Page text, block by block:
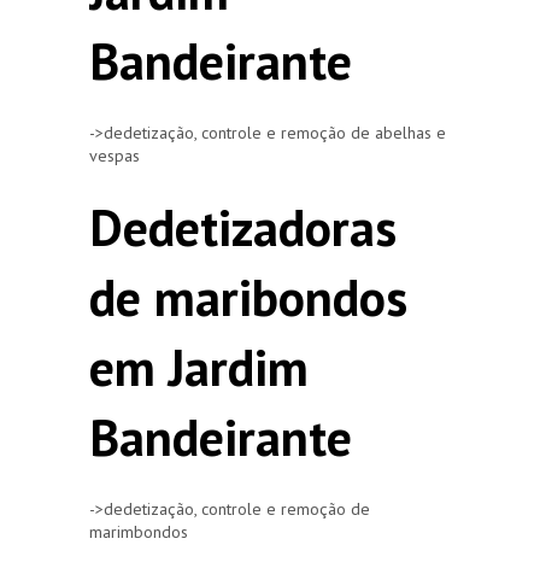
Bandeirante
->dedetização, controle e remoção de abelhas e
vespas
Dedetizadoras
de maribondos
em Jardim
Bandeirante
->dedetização, controle e remoção de
marimbondos